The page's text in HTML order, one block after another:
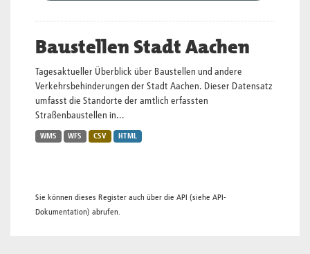
Baustellen Stadt Aachen
Tagesaktueller Überblick über Baustellen und andere
Verkehrsbehinderungen der Stadt Aachen. Dieser Datensatz
umfasst die Standorte der amtlich erfassten
Straßenbaustellen in...
WMS WFS CSV HTML
Sie können dieses Register auch über die API (siehe API-
Dokumentation) abrufen.